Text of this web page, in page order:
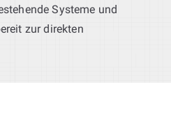
Systeme und
zur direkten